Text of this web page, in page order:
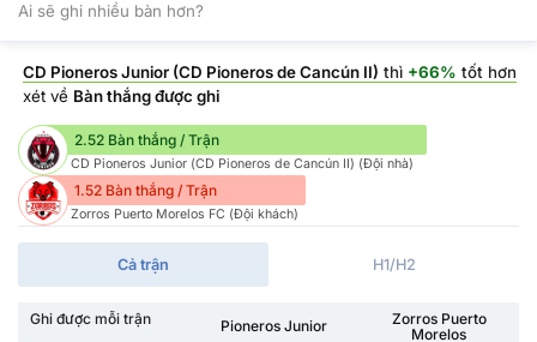
Ai sẽ ghi nhiều bàn hơn?
CD Pioneros Junior (CD Pioneros de Cancún II) thì +66% tốt hơn
xét về Bàn thắng được ghi
2.52 Bàn thắng / Trận
CD Pioneros Junior (CD Pioneros de Cancún II) (Đội nhà)
1.52 Bàn thắng / Trận
Zorros Puerto Morelos FC (Đội khách)
Cả trận H1/H2
Ghi được mỗi trận Pioneros Junior
Zorros Puerto
Morelos